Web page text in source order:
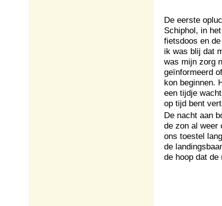
De eerste
Schiphol, in
fietsdoos en
ik was blij dat
was mijn zorg
geïnformeerd
kon beginnen.
een tijdje
op tijd bent
De nacht aan
de zon al weer
ons toestel
de
de hoop dat